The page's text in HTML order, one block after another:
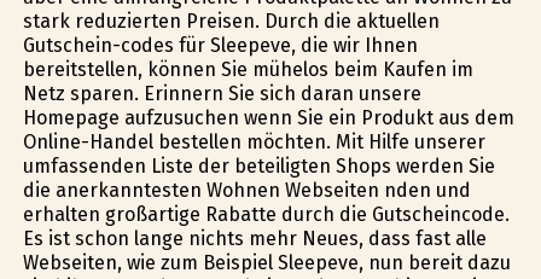
stark reduzierten Preisen. Durch die aktuellen
Gutschein-codes für Sleepeve, die wir Ihnen
bereitstellen, können Sie mühelos beim Kaufen im
Netz sparen. Erinnern Sie sich daran unsere
Homepage aufzusuchen wenn Sie ein Produkt aus dem
Online-Handel bestellen möchten. Mit Hilfe unserer
umfassenden Liste der beteiligten Shops werden Sie
die anerkanntesten Wohnen Webseiten finden und
erhalten großartige Rabatte durch die Gutscheincode.
Es ist schon lange nichts mehr Neues, dass fast alle
Webseiten, wie zum Beispiel Sleepeve, nun bereit dazu